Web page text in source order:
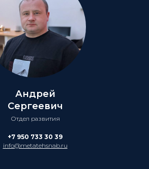
Андрей
Сергеевич
Отдел развития
+7 950 733 30 39
info@metatehsnab.ru